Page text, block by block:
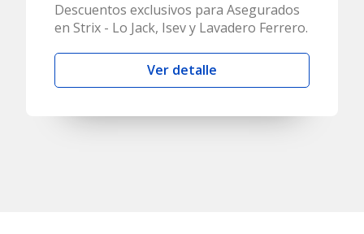
Descuentos exclusivos para Asegurados
en Strix - Lo Jack, Isev y Lavadero Ferrero.
Ver detalle